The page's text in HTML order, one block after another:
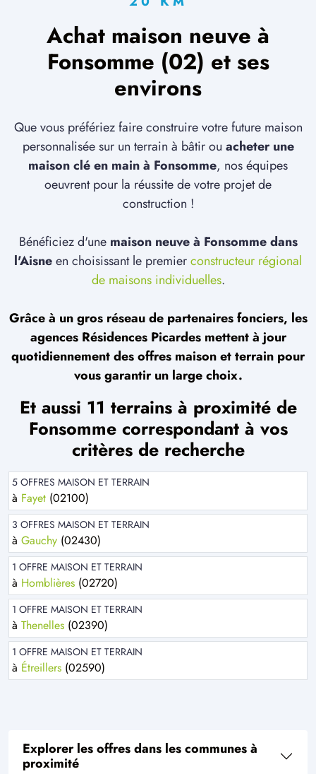
Achat maison neuve à
Fonsomme (02) et ses
environs
Que vous préfériez faire construire votre future maison
personnalisée sur un terrain à bâtir ou acheter une
maison clé en main à Fonsomme, nos équipes
oeuvrent pour la réussite de votre projet de
construction !
Bénéficiez d'une maison neuve à Fonsomme dans
l'Aisneen choisissant le premierconstructeur régional
de maisons individuelles.
Grâce à un gros réseau de partenaires fonciers, les
agences Résidences Picardes mettent à jour
quotidiennement des offres maison et terrain pour
vous garantir un large choix.
Et aussi 11 terrains à proximité de
Fonsomme correspondant à vos
critères de recherche
5 OFFRES MAISON ET TERRAIN
à Fayet (02100)
3 OFFRES MAISON ET TERRAIN
à Gauchy (02430)
1 OFFRE MAISON ET TERRAIN
à Homblières (02720)
1 OFFRE MAISON ET TERRAIN
à Thenelles (02390)
1 OFFRE MAISON ET TERRAIN
à Étreillers (02590)
Explorer les offres dans les communes à
proximité